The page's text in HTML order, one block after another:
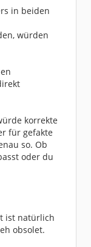
in beiden
würden
korrekte
für gefakte
so. Ob
oder du
ist natürlich
obsolet.